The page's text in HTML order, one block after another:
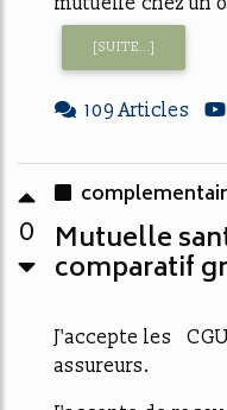
[SUITE...]
109 Articles
0 Mutuelle
comparatif
J'accepte les
assureurs.